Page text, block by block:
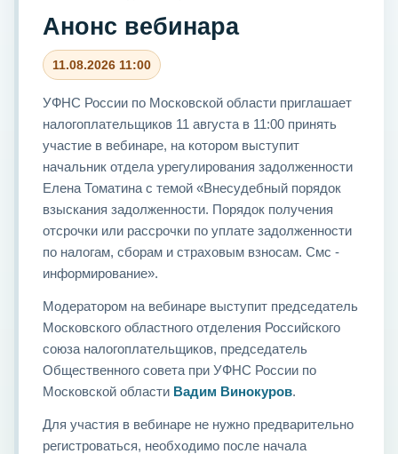
Анонс вебинара
11.08.2026 11:00
УФНС России по Московской области приглашает
налогоплательщиков 11 августа в 11:00 принять
участие в вебинаре, на котором выступит
начальник отдела урегулирования задолженности
Елена Томатина с темой «Внесудебный порядок
взыскания задолженности. Порядок получения
отсрочки или рассрочки по уплате задолженности
по налогам, сборам и страховым взносам. Смс -
информирование».
Модератором на вебинаре выступит председатель
Московского областного отделения Российского
союза налогоплательщиков, председатель
Общественного совета при УФНС России по
Московской области Вадим Винокуров.
Для участия в вебинаре не нужно предварительно
регистроваться, необходимо после начала